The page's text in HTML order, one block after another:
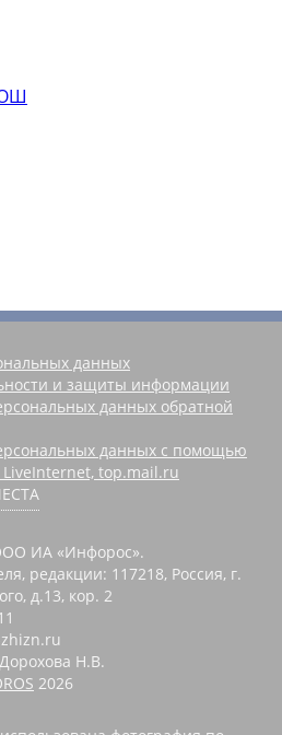
данных
и защиты информации
данных обратной
данных с помощью
LiveInternet, top.mail.ru
ИА «Инфорос».
редакции: 117218, Россия, г.
д.13, кор. 2
Н.В.
2026